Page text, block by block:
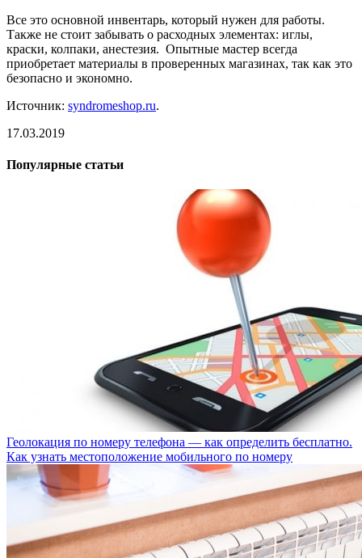
Все это основной инвентарь, который нужен для работы.
Также не стоит забывать о расходных элементах: иглы,
краски, колпаки, анестезия. Опытные мастер всегда
приобретает материалы в проверенных магазинах, так как это
безопасно и экономно.
Источник: syndromeshop.ru.
17.03.2019
Популярные статьи
Геолокация по номеру телефона — как определить бесплатно.
Как узнать местоположение мобильного по номеру